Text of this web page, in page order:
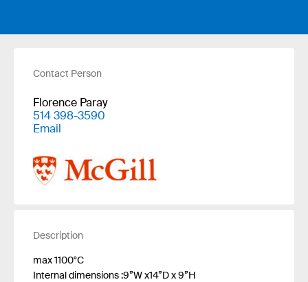
Contact Person
Florence Paray
514 398-3590
Email
Description
max 1100°C
Internal dimensions :9”W x14”D x 9”H